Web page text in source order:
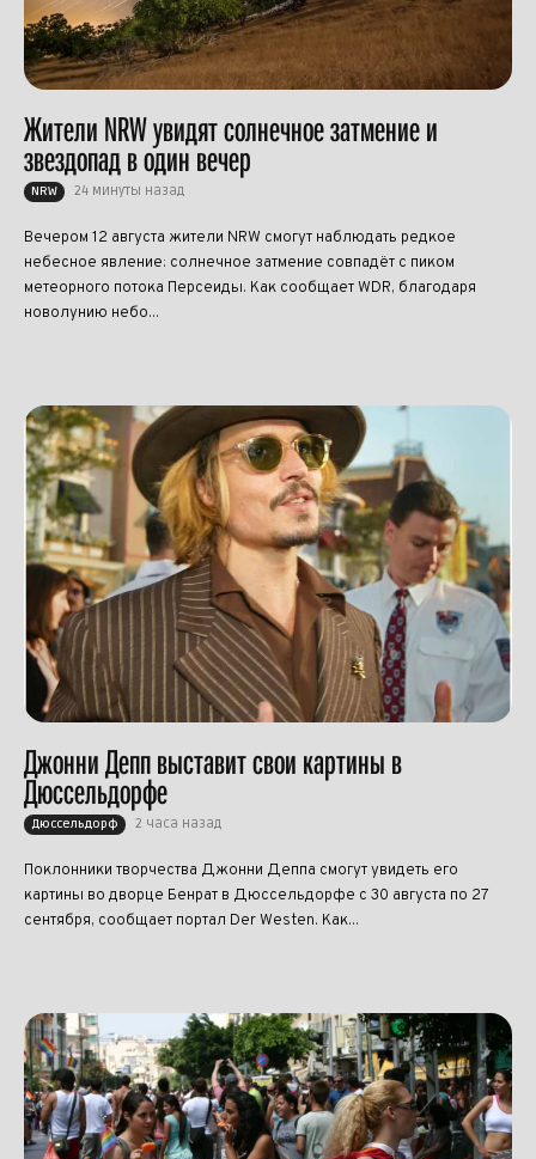
Жители NRW увидят солнечное затмение и
звездопад в один вечер
NRW 24 минуты назад
Вечером 12 августа жители NRW смогут наблюдать редкое
небесное явление: солнечное затмение совпадёт с пиком
метеорного потока Персеиды. Как сообщает WDR, благодаря
новолунию небо...
Джонни Депп выставит свои картины в
Дюссельдорфе
Дюссельдорф 2 часа назад
Поклонники творчества Джонни Деппа смогут увидеть его
картины во дворце Бенрат в Дюссельдорфе с 30 августа по 27
сентября, сообщает портал Der Westen. Как...